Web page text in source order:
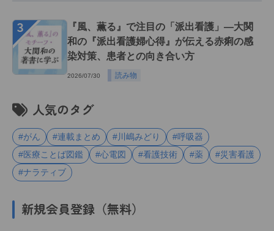
３
『風、薫る』で注目の「派出看護」―大関
和の『派出看護婦心得』が伝える赤痢の感
染対策、患者との向き合い方
2026/07/30 読み物
人気のタグ
#がん #連載まとめ #川嶋みどり
#呼吸器
#医療ことば図鑑
#心電図 #看護技術 #薬
#災害看護
#ナラティブ
新規会員登録（無料）